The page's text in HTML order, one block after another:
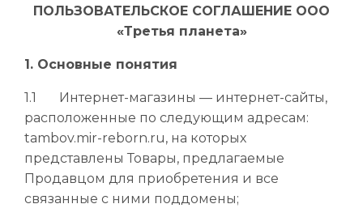
ПОЛЬЗОВАТЕЛЬСКОЕ СОГЛАШЕНИЕ ООО
«Третья планета»
1. Основные понятия
1.1 Интернет-магазины — интернет-сайты,
расположенные по следующим адресам:
tambov.mir-reborn.ru, на которых
представлены Товары, предлагаемые
Продавцом для приобретения и все
связанные с ними поддомены;